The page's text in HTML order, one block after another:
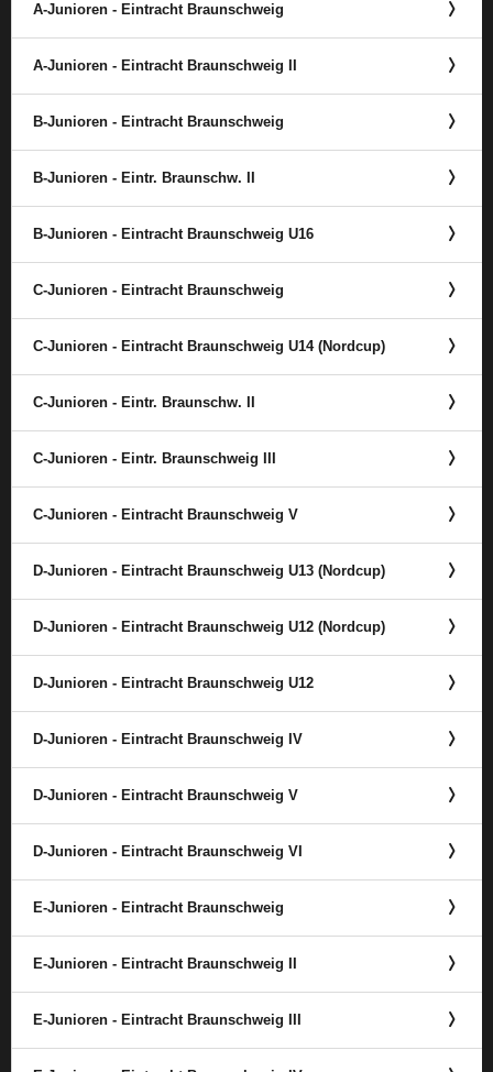
A-Junioren - Eintracht Braunschweig
A-Junioren - Eintracht Braunschweig II
B-Junioren - Eintracht Braunschweig
B-Junioren - Eintr. Braunschw. II
B-Junioren - Eintracht Braunschweig U16
C-Junioren - Eintracht Braunschweig
C-Junioren - Eintracht Braunschweig U14 (Nordcup)
C-Junioren - Eintr. Braunschw. II
C-Junioren - Eintr. Braunschweig III
C-Junioren - Eintracht Braunschweig V
D-Junioren - Eintracht Braunschweig U13 (Nordcup)
D-Junioren - Eintracht Braunschweig U12 (Nordcup)
D-Junioren - Eintracht Braunschweig U12
D-Junioren - Eintracht Braunschweig IV
D-Junioren - Eintracht Braunschweig V
D-Junioren - Eintracht Braunschweig VI
E-Junioren - Eintracht Braunschweig
E-Junioren - Eintracht Braunschweig II
E-Junioren - Eintracht Braunschweig III